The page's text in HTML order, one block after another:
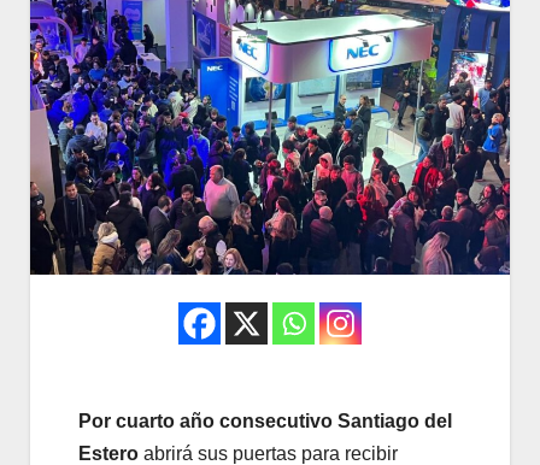
Por cuarto año consecutivo Santiago del
Estero abrirá sus puertas para recibir